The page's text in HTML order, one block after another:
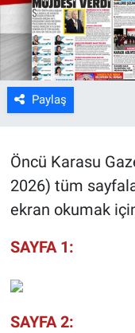
Paylaş
Öncü Karasu
2026) tüm
ekran okumak
SAYFA 1:
SAYFA 2: